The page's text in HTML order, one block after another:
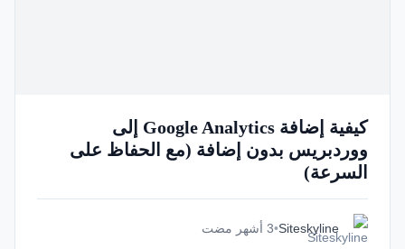
كيفية إضافة Google Analytics إلى
ووردبريس بدون إضافة (مع الحفاظ على
السرعة)
Siteskyline
•3 أشهر مضت